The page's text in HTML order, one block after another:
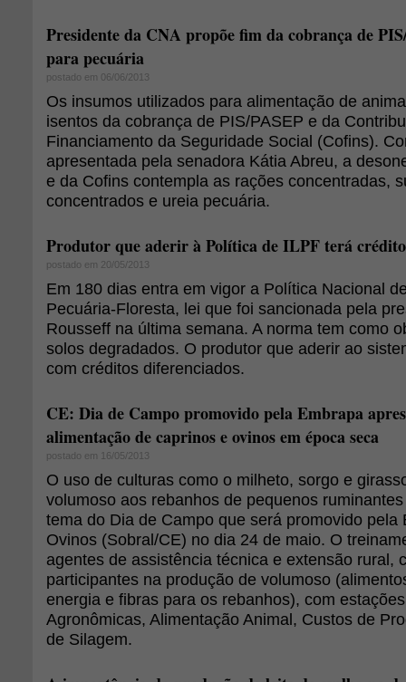
Presidente da CNA propõe fim da cobrança de
para pecuária
postado em 06/06/2013
Os insumos utilizados para alimentação de
isentos da cobrança de PIS/PASEP e da
Financiamento da Seguridade Social (Cofins).
apresentada pela senadora Kátia Abreu, a
e da Cofins contempla as rações concentradas,
concentrados e ureia pecuária.
Produtor que aderir à Política de ILPF terá
postado em 20/05/2013
Em 180 dias entra em vigor a Política Nacional
Pecuária-Floresta, lei que foi sancionada pela
Rousseff na última semana. A norma tem como
solos degradados. O produtor que aderir ao
com créditos diferenciados.
CE: Dia de Campo promovido pela Embrapa
alimentação de caprinos e ovinos em época seca
postado em 16/05/2013
O uso de culturas como o milheto, sorgo e
volumoso aos rebanhos de pequenos
tema do Dia de Campo que será promovido pela
Ovinos (Sobral/CE) no dia 24 de maio. O
agentes de assistência técnica e extensão rural,
participantes na produção de volumoso
energia e fibras para os rebanhos), com
Agronômicas, Alimentação Animal, Custos de
de Silagem.